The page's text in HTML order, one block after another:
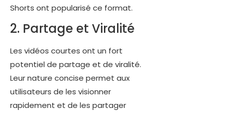
Shorts ont popularisé ce format.
2. Partage et Viralité
Les vidéos courtes ont un fort
potentiel de partage et de viralité.
Leur nature concise permet aux
utilisateurs de les visionner
rapidement et de les partager